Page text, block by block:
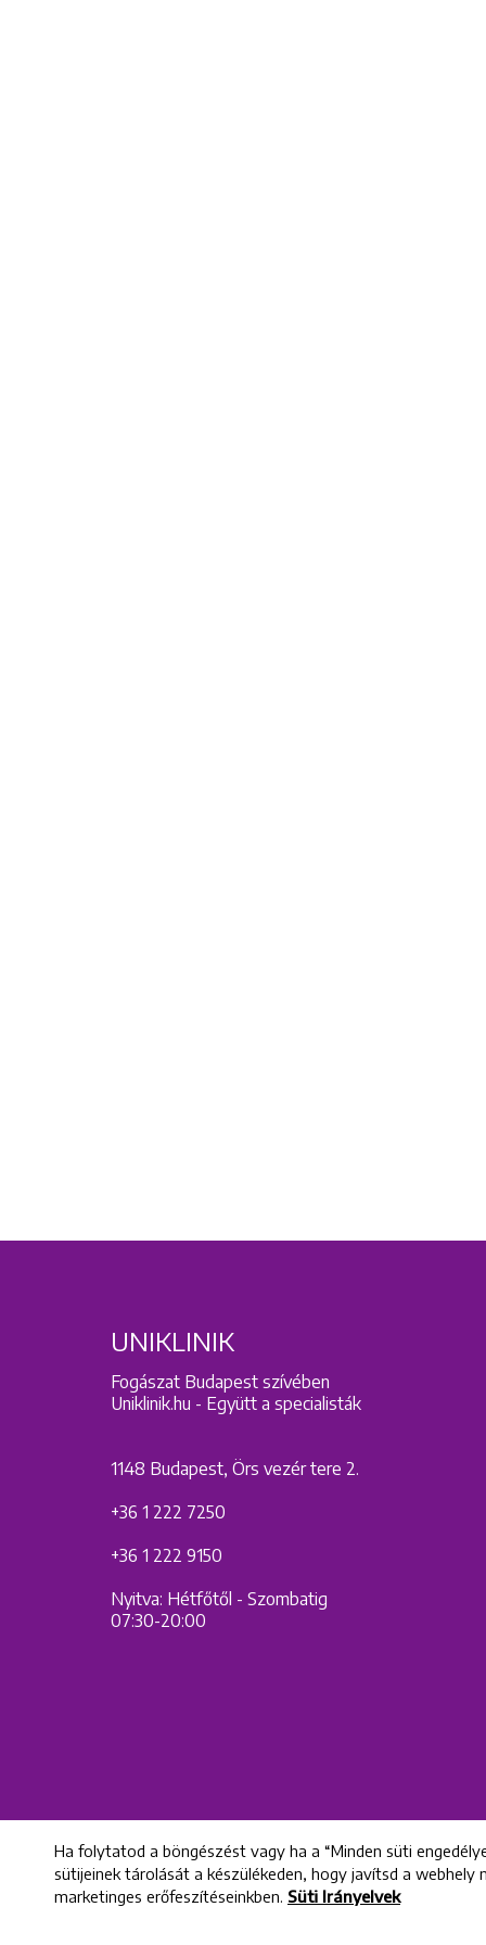
UNIKLINIK
Fogászat Budapest szívében
Uniklinik.hu - Együtt a specialisták
1148 Budapest, Örs vezér tere 2.
+36 1 222 7250
+36 1 222 9150
Nyitva: Hétfőtől - Szombatig
07:30-20:00
Ha folytatod a böngészést vagy ha a “Minden süti
sütijeinek tárolását a készülékeden, hogy javítsd a
marketinges erőfeszítéseinkben. Süti Irányelvek